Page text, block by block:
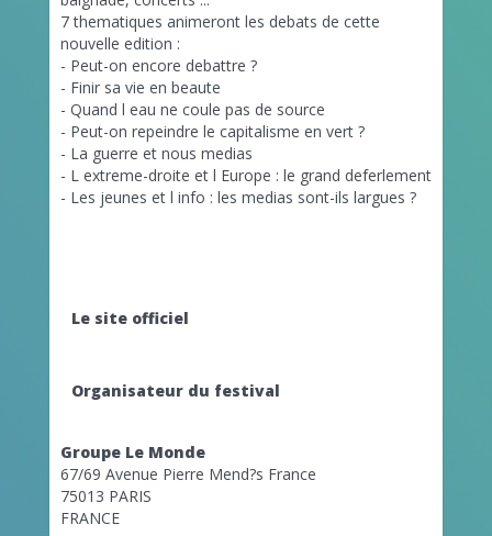
7 thematiques animeront les debats de cette
nouvelle edition :
- Peut-on encore debattre ?
- Finir sa vie en beaute
- Quand l eau ne coule pas de source
- Peut-on repeindre le capitalisme en vert ?
- La guerre et nous medias
- L extreme-droite et l Europe : le grand deferlement
- Les jeunes et l info : les medias sont-ils largues ?
Le site officiel
Organisateur du festival
Groupe Le Monde
67/69 Avenue Pierre Mend?s France
75013 PARIS
FRANCE